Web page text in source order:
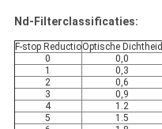
Nd-Filterclassificaties:
F-stop ReductioOptische Dichtheid
0
0,0
1
0,3
2
0,6
3
0,9
4
1.2
5
1.5